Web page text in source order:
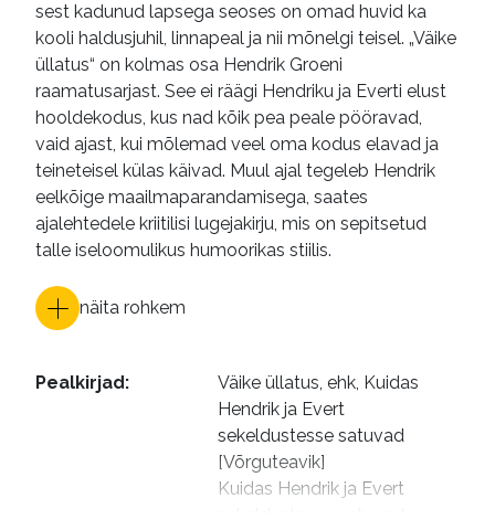
sest kadunud lapsega seoses on omad huvid ka
kooli haldusjuhil, linnapeal ja nii mõnelgi teisel. „Väike
üllatus“ on kolmas osa Hendrik Groeni
raamatusarjast. See ei räägi Hendriku ja Everti elust
hooldekodus, kus nad kõik pea peale pööravad,
vaid ajast, kui mõlemad veel oma kodus elavad ja
teineteisel külas käivad. Muul ajal tegeleb Hendrik
eelkõige maailmaparandamisega, saates
ajalehtedele kriitilisi lugejakirju, mis on sepitsetud
talle iseloomulikus humoorikas stiilis.
näita rohkem
Pealkirjad:
Väike üllatus, ehk, Kuidas
Hendrik ja Evert
sekeldustesse satuvad
[Võrguteavik]
Kuidas Hendrik ja Evert